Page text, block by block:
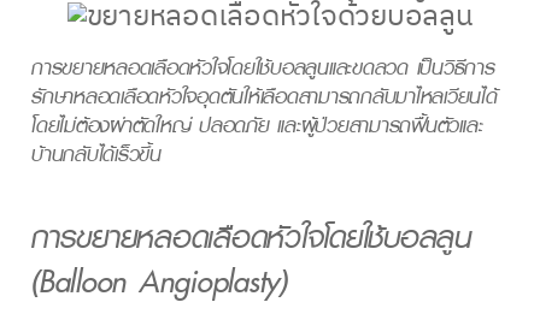
การขยายหลอดเลือดหัวใจโดยใช้บอลลูนและขดลวดเป็นวิธีการ
รักษาหลอดเลือดหัวใจอุดตันให้เลือดสามารถกลับมาไหลเวียนได้
โดยไม่ต้องผ่าตัดใหญ่ ปลอดภัย และผู้ป่วยสามารถฟื้นตัวและ
บ้านกลับได้เร็วขึ้น
การขยายหลอดเลือดหัวใจโดยใช้บอลลูน
(Balloon Angioplasty)